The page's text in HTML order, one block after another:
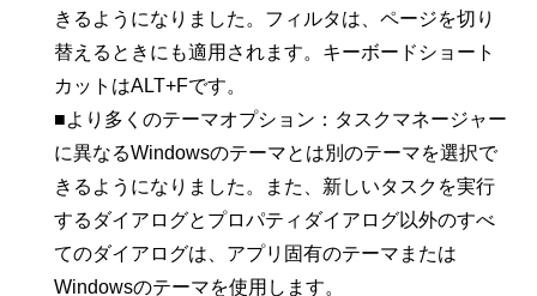
きるようになりました。フィルタは、ページを切り
替えるときにも適用されます。キーボードショート
カットはALT+Fです。
■より多くのテーマオプション：タスクマネージャー
に異なるWindowsのテーマとは別のテーマを選択で
きるようになりました。また、新しいタスクを実行
するダイアログとプロパティダイアログ以外のすべ
てのダイアログは、アプリ固有のテーマまたは
Windowsのテーマを使用します。